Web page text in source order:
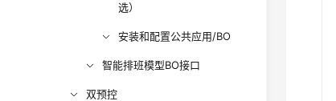
选）
安装和配置公共应用/BO
智能排班模型BO接口
双预控